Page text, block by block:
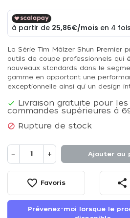
La Série Tim Mälzer Shun Premier
outils de coupe professionnels qui
nouveaux standards dans le
gamme en apportant une
exceptionnelle ainsi qu’ un design
 Livraison gratuite pour les
commandes supérieures à
 Rupture de stock
− + Ajouter au
favorite_border Favoris share
Prévenez-moi lorsque le